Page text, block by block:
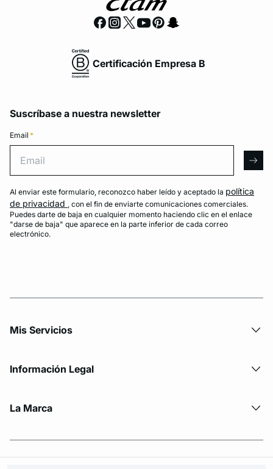
Certificación Empresa B
Suscríbase a nuestra newsletter
Email *
Al enviar este formulario, reconozco haber leído y aceptado la política
de privacidad , con el fin de enviarte comunicaciones comerciales.
Puedes darte de baja en cualquier momento haciendo clic en el enlace
"darse de baja" que aparece en la parte inferior de cada correo
electrónico.
Mis Servicios
Información Legal
La Marca